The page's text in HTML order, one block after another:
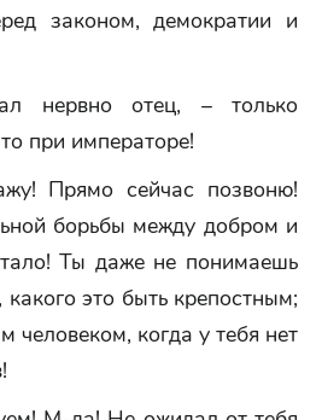
законом, демократии и
нервно отец, – только
при императоре!
Прямо сейчас позвоню!
борьбы между добром и
Ты даже не понимаешь
это быть крепостным;
человеком, когда у тебя нет